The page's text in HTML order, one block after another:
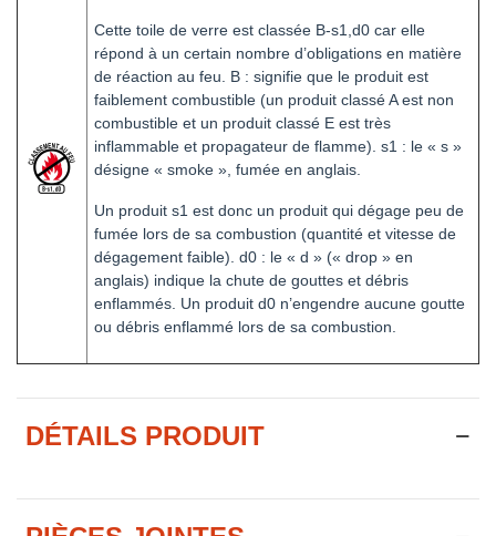
Cette toile de verre est classée B-s1,d0 car elle
répond à un certain nombre d’obligations en matière
de réaction au feu. B : signifie que le produit est
faiblement combustible (un produit classé A est non
combustible et un produit classé E est très
inflammable et propagateur de flamme). s1 : le « s »
désigne « smoke », fumée en anglais.
Un produit s1 est donc un produit qui dégage peu de
fumée lors de sa combustion (quantité et vitesse de
dégagement faible). d0 : le « d » (« drop » en
anglais) indique la chute de gouttes et débris
enflammés. Un produit d0 n’engendre aucune goutte
ou débris enflammé lors de sa combustion.
DÉTAILS PRODUIT